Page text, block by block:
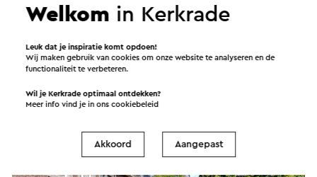
Kerkrade
Wandelroute
Welkom in Kerkrade
Leuk dat je inspiratie komt opdoen!
Wij maken gebruik van cookies om onze website te analyseren en de
functionaliteit te verbeteren.
Wil je Kerkrade optimaal ontdekken?
Meer info vind je in onscookiebeleid
Akkoord Aangepast